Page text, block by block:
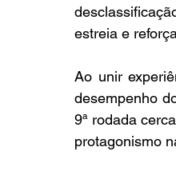
estreia e
Ao unir
desempenho
9ª rodada
protagonismo